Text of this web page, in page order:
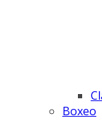
Boxeo